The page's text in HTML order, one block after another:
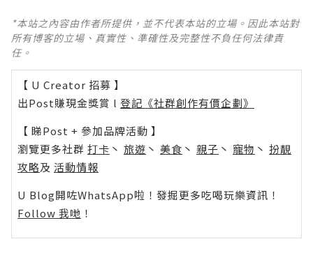
*本站之內容由作者所提供，並不代表本站的立場。因此本站對
所有博客的立場、真實性、準確性及完整性不負任何法律責
任。
【 U Creator 招募 】
出Post賺現金獎賞 l 登記《社群創作有價企劃》
【 睇Post + 參加品牌活動 】
瀏覽更多社群 打卡 丶 旅遊 丶 美食 丶 親子 丶 寵物 丶 扮靚
攻略及 活動情報
U Blog開咗WhatsApp啦！發掘更多吃喝玩樂資訊！
Follow 我哋 ！